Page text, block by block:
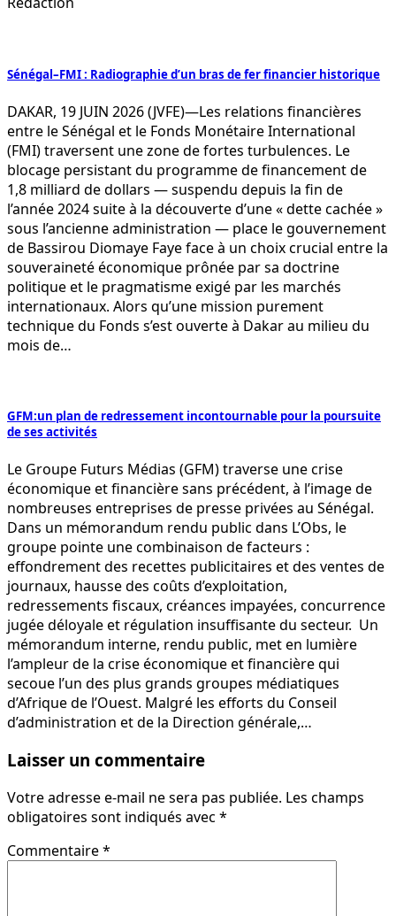
Sénégal–FMI : Radiographie d’un bras de fer financier historique
DAKAR, 19 JUIN 2026 (JVFE)—Les relations financières
entre le Sénégal et le Fonds Monétaire International
(FMI) traversent une zone de fortes turbulences. Le
blocage persistant du programme de financement de
1,8 milliard de dollars — suspendu depuis la fin de
l’année 2024 suite à la découverte d’une « dette cachée »
sous l’ancienne administration — place le gouvernement
de Bassirou Diomaye Faye face à un choix crucial entre la
souveraineté économique prônée par sa doctrine
politique et le pragmatisme exigé par les marchés
internationaux. Alors qu’une mission purement
technique du Fonds s’est ouverte à Dakar au milieu du
mois de…
GFM:un plan de redressement incontournable pour la poursuite
de ses activités
Le Groupe Futurs Médias (GFM) traverse une crise
économique et financière sans précédent, à l’image de
nombreuses entreprises de presse privées au Sénégal.
Dans un mémorandum rendu public dans L’Obs, le
groupe pointe une combinaison de facteurs :
effondrement des recettes publicitaires et des ventes de
journaux, hausse des coûts d’exploitation,
redressements fiscaux, créances impayées, concurrence
jugée déloyale et régulation insuffisante du secteur. Un
mémorandum interne, rendu public, met en lumière
l’ampleur de la crise économique et financière qui
secoue l’un des plus grands groupes médiatiques
d’Afrique de l’Ouest. Malgré les efforts du Conseil
d’administration et de la Direction générale,…
Laisser un commentaire
Votre adresse e-mail ne sera pas publiée. Les champs
obligatoires sont indiqués avec *
Commentaire*